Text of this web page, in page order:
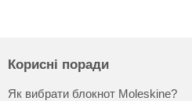
Корисні поради
Як вибрати блокнот Moleskine?